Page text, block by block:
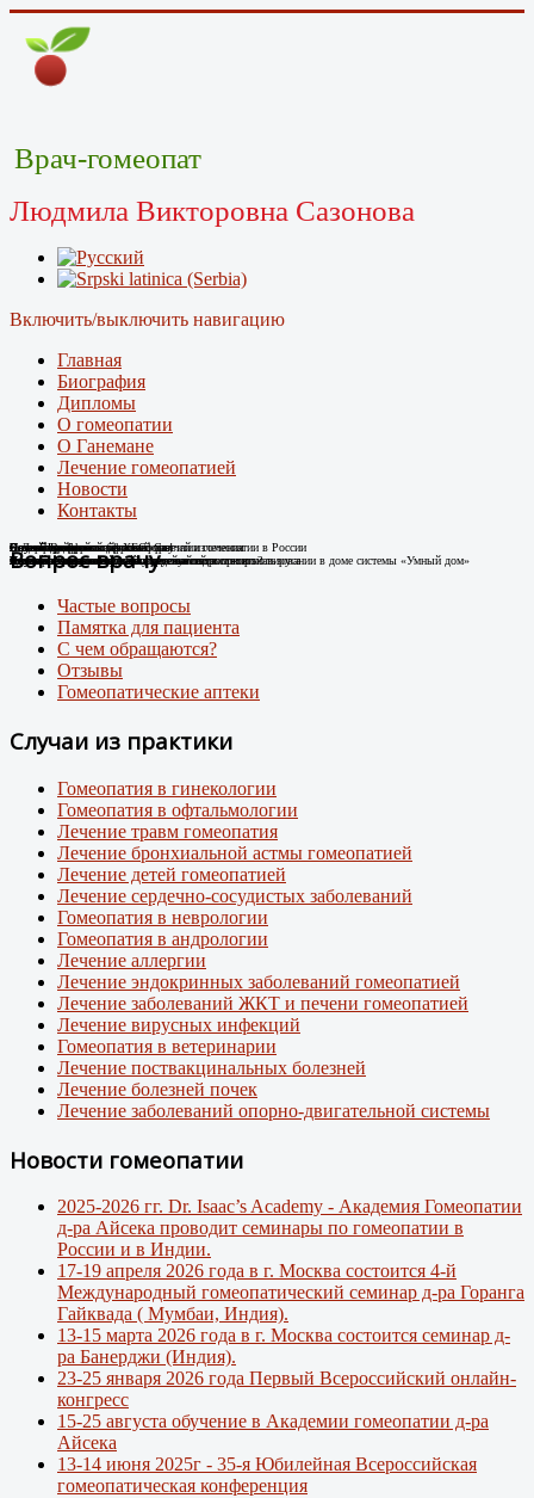
Врач-гомеопат
Людмила Викторовна Сазонова
Включить/выключить навигацию
Главная
Биография
Дипломы
О гомеопатии
О Ганемане
Лечение гомеопатией
Новости
Контакты
Случай Вай-фай
Человек-антенна. Случай излечения.
Я не могу дышать без телефона!
Случай из практики
Новые препараты цифровой эры
Появились случаи плохого самочувствия при использовании в доме системы «Умный дом»
Лечение цифровой зависимости
про игровую зависимость у детей и подростков
К Дню гомеопатии: факты о развитии гомеопатии в России
Остеоартроз.
Случай из практики.
Соли Шюсслера
Какими гомеопатическими средствами что лечить?
Склероатрофический лихен. Случай излечения
Лечение Крауроза вульвы гомеопатией
Случай диабета
Лечение гомеопатией
Новый штамм ковида ХЕС.
Внимание: пришел новый вирусный штамм коронавируса
Вопрос врачу
Частые вопросы
Памятка для пациента
С чем обращаются?
Отзывы
Гомеопатические аптеки
Случаи из практики
Гомеопатия в гинекологии
Гомеопатия в офтальмологии
Лечение травм гомеопатия
Лечение бронхиальной астмы гомеопатией
Лечение детей гомеопатией
Лечение сердечно-сосудистых заболеваний
Гомеопатия в неврологии
Гомеопатия в андрологии
Лечение аллергии
Лечение эндокринных заболеваний гомеопатией
Лечение заболеваний ЖКТ и печени гомеопатией
Лечение вирусных инфекций
Гомеопатия в ветеринарии
Лечение поствакцинальных болезней
Лечение болезней почек
Лечение заболеваний опорно-двигательной системы
Новости гомеопатии
2025-2026 гг. Dr. Isaac’s Academy - Академия Гомеопатии
д-ра Айсека проводит семинары по гомеопатии в
России и в Индии.
17-19 апреля 2026 года в г. Москва состоится 4-й
Международный гомеопатический семинар д-ра Горанга
Гайквада ( Мумбаи, Индия).
13-15 марта 2026 года в г. Москва состоится семинар д-
ра Банерджи (Индия).
23-25 января 2026 года Первый Всероссийский онлайн-
конгресс
15-25 августа обучение в Академии гомеопатии д-ра
Айсека
13-14 июня 2025г - 35-я Юбилейная Всероссийская
гомеопатическая конференция